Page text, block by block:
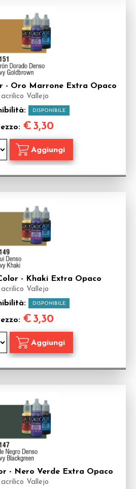
- Oro Marrone Extra Opaco
Vallejo
DISPONIBILE
€ 3,30
- Khaki Extra Opaco
Vallejo
DISPONIBILE
€ 3,30
- Nero Verde Extra Opaco
Vallejo